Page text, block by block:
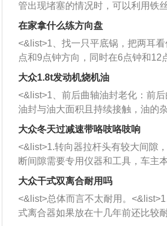
管出现堵塞的情况时，可以利用铁
者是细棍，直接将杂物给取出来，如
堵塞情况比较严重，也可以采取应急
施。 <&list>2、直接利用木棍将所
杂物推到排气管里面的位置处，然
三元催化器拆解开，就可以将堵塞的
西取出来。但如果是因为积碳过多
的堵塞，就需要将三元催化器泡在
洗剂对堵塞的情况得到解决，将清洗
放在燃油箱中，与燃油混合后，车
动时，就可以和汽油一起进入到燃
室，最后形成废气排出，就可以让三
催化器得到清洗，排气管堵塞的情况
能够得到解决。
在家拿什么练方向盘
<&list>1、找一只平底锅，把两耳看
点和9点钟方向，同时在6点钟和12
方向做一个标记。 <&list>2、双手握
一圈半的练习，往右同样也要打相
圈数。 <&list>3、最后强调要反复练
习，这样就可以形成肌肉记忆，在真
驾驶车辆时，不需要记忆也能打好
向。
大众1.8t发动机烧机油
<&list>1、前后曲轴油封老化：前后
油封与油大面积且持续接触，油的
和发动机内持续温度变化使其密封效
逐渐减弱，导致渗油或漏油。
活塞间隙过大：积碳会使活塞环与
的间隙扩大，导致机油流入燃烧室
造成烧机油。<&list>3、机油粘度。
机油粘度过小的话，同样会有烧机
象，机油粘度过小具有很好的流动性
大众冬天过减速带咯吱咯吱响
<&list>1.转向器拉杆头有较大间隙
断间隙需要专用仪器和工具，车主
无法制作，需要将车辆送到修理厂或
店；<&list>2.车辆半轴套管防尘罩破
裂，破裂后会出现漏油现象，使半轴
损严重，磨损的半轴容易损坏，产生
大众干式双离合耐用吗
<&list>总体而言不太耐用。
式离合器如果放在十几年前还比较